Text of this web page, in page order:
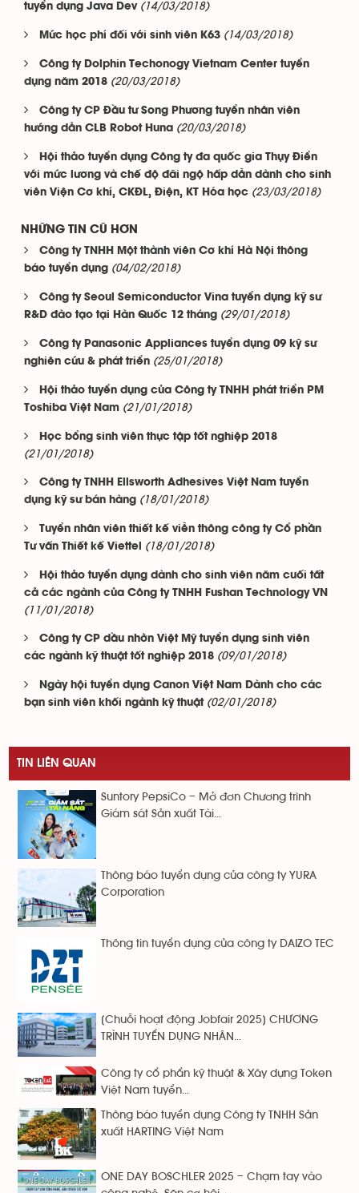
tuyển dụng Java Dev (14/03/2018)
Mức học phí đối với sinh viên K63 (14/03/2018)
Công ty Dolphin Techonogy Vietnam Center tuyển
dụng năm 2018 (20/03/2018)
Công ty CP Đầu tư Song Phương tuyển nhân viên
hướng dẫn CLB Robot Huna (20/03/2018)
Hội thảo tuyển dụng Công ty đa quốc gia Thụy Điển
với mức lương và chế độ đãi ngộ hấp dẫn dành cho sinh
viên Viện Cơ khí, CKĐL, Điện, KT Hóa học (23/03/2018)
NHỮNG TIN CŨ HƠN
Công ty TNHH Một thành viên Cơ khí Hà Nội thông
báo tuyển dụng (04/02/2018)
Công ty Seoul Semiconductor Vina tuyển dụng kỹ sư
R&D đào tạo tại Hàn Quốc 12 tháng (29/01/2018)
Công ty Panasonic Appliances tuyển dụng 09 kỹ sư
nghiên cứu & phát triển (25/01/2018)
Hội thảo tuyển dụng của Công ty TNHH phát triển PM
Toshiba Việt Nam (21/01/2018)
Học bổng sinh viên thực tập tốt nghiệp 2018
(21/01/2018)
Công ty TNHH Ellsworth Adhesives Việt Nam tuyển
dụng kỹ sư bán hàng (18/01/2018)
Tuyển nhân viên thiết kế viễn thông công ty Cổ phần
Tư vấn Thiết kế Viettel
(18/01/2018)
Hội thảo tuyển dụng dành cho sinh viên năm cuối tất
cả các ngành của Công ty TNHH Fushan Technology VN
(11/01/2018)
Công ty CP dầu nhờn Việt Mỹ tuyển dụng sinh viên
các ngành kỹ thuật tốt nghiệp 2018 (09/01/2018)
Ngày hội tuyển dụng Canon Việt Nam Dành cho các
bạn sinh viên khối ngành kỹ thuật (02/01/2018)
TIN LIÊN QUAN
Suntory PepsiCo – Mở đơn Chương trình
Giám sát Sản xuất Tài...
Thông báo tuyển dụng của công ty YURA
Corporation
Thông tin tuyển dụng của công ty DAIZO TEC
[Chuỗi hoạt động Jobfair 2025] CHƯƠNG
TRÌNH TUYỂN DỤNG NHÂN...
Công ty cổ phẩn kỹ thuật & Xây dựng Token
Việt Nam tuyển...
Thông báo tuyển dụng Công ty TNHH Sản
xuất HARTING Việt Nam
ONE DAY BOSCHLER 2025 – Chạm tay vào